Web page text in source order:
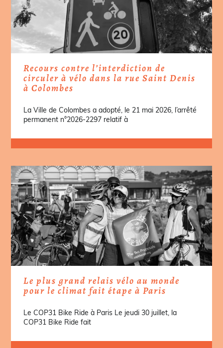
Recours contre l’interdiction de
circuler à vélo dans la rue Saint Denis
à Colombes
La Ville de Colombes a adopté, le 21 mai 2026, l’arrêté
permanent n°2026-2297 relatif à
Le plus grand relais vélo au monde
pour le climat fait étape à Paris
Le COP31 Bike Ride à Paris Le jeudi 30 juillet, la
COP31 Bike Ride fait